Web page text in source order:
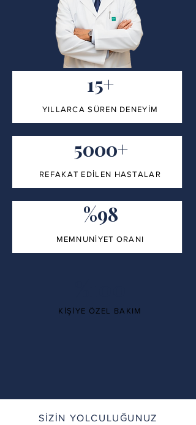
15+
YILLARCA SÜREN DENEYİM
5000+
REFAKAT EDİLEN HASTALAR
%98
MEMNUNİYET ORANI
KİŞİYE ÖZEL BAKIM
SİZİN YOLCULUĞUNUZ